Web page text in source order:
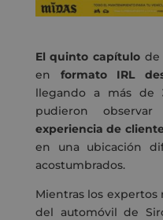
El quinto capítulo de
en formato IRL
llegando a más de
pudieron
experiencia de
en una ubicación
acostumbrados.
Mientras los expertos
del automóvil de